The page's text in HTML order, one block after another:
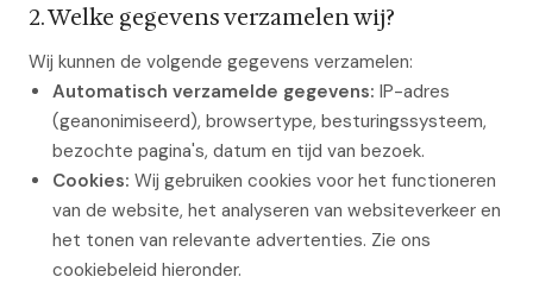
2. Welke gegevens verzamelen wij?
Wij kunnen de volgende gegevens verzamelen:
Automatisch verzamelde gegevens: IP-adres
(geanonimiseerd), browsertype, besturingssysteem,
bezochte pagina's, datum en tijd van bezoek.
Cookies: Wij gebruiken cookies voor het functioneren
van de website, het analyseren van websiteverkeer en
het tonen van relevante advertenties. Zie ons
cookiebeleid hieronder.